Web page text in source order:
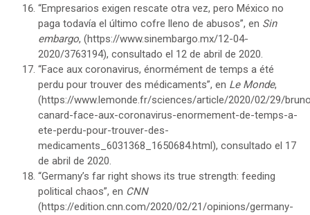
“Empresarios exigen rescate otra vez, pero México no
paga todavía el último cofre lleno de abusos”, en Sin
embargo, (https://www.sinembargo.mx/12-04-
2020/3763194), consultado el 12 de abril de 2020.
“Face aux coronavirus, énormément de temps a été
perdu pour trouver des médicaments”, en Le Monde,
(https://www.lemonde.fr/sciences/article/2020/02/29/
canard-face-aux-coronavirus-enormement-de-temps-a-
ete-perdu-pour-trouver-des-
medicaments_6031368_1650684.html ), consultado el 17
de abril de 2020.
“Germany’s far right shows its true strength: feeding
political chaos”, en CNN
(https://edition.cnn.com/2020/02/21/opinions/germany-